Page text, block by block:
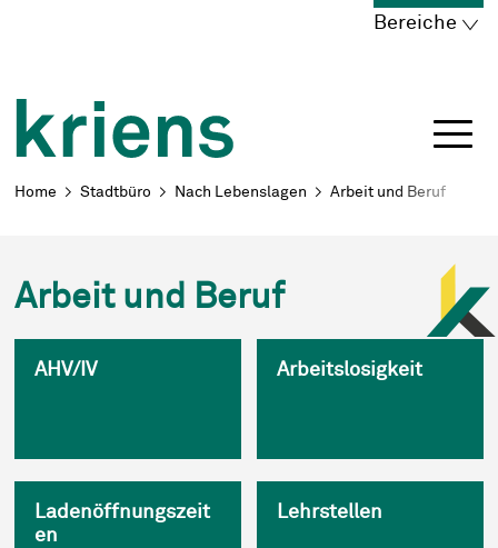
Navigieren in Kriens
Bereiche
Breadcrumb
Home Stadtbüro Nach Lebenslagen Arbeit und Beruf
Arbeit und Beruf
AHV/IV Arbeitslosigkeit
Ladenöffnungszeit
en
Lehrstellen